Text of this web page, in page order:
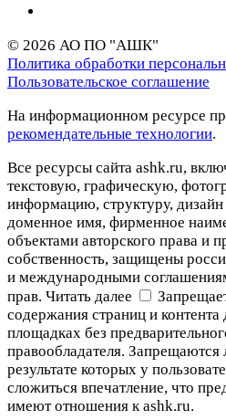
© 2026 АО ПО "АШК"
Политика обработки
Пользовательское соглашение
На информационном ресурсе
рекомендательные технологии.
Все ресурсы сайта ashk.ru,
текстовую, графическую,
информацию, структуру,
доменное имя, фирменное
объектами авторского права и
собственность, защищены
и международными
прав. Читать далее
содержания страниц и контента
площадках без
правообладателя.
результате которых у
сложиться впечатление, что
имеют отношения к ashk.ru.